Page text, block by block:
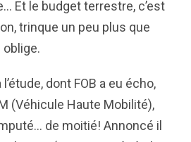
Et le budget terrestre, c’est
trinque un peu plus que
oblige.
dont FOB a eu écho,
(Véhicule Haute Mobilité),
de moitié! Annoncé il